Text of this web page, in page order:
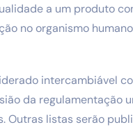
a um produto
no organismo
intercambiável
da regulamentação
Outras listas serão